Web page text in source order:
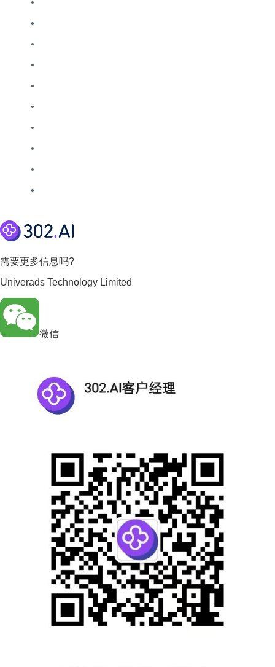
需要更多信息吗?
Univerads Technology Limited
微信